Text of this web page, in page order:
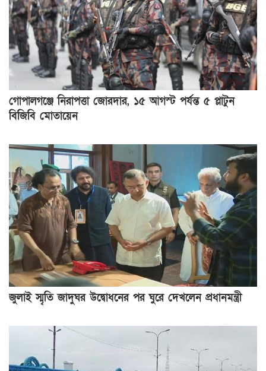
গোপালগঞ্জে নিরাপত্তা জোরদার, ১৫ আগস্ট পর্যন্ত ৫ প্লাটুন
বিজিবি মোতায়েন
জুলাই স্মৃতি জাদুঘর উদ্বোধনের পর ঘুরে দেখলেন প্রধানমন্ত্রী